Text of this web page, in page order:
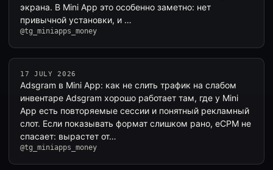
экрана. В Mini App это особенно заметно: нет
привычной установки, и …
@tg_miniapps_money
17 JULY 2026
Adsgram в Mini App: как не слить трафик на слабом
инвентаре Adsgram хорошо работает там, где у Mini
App есть повторяемые сессии и понятный рекламный
слот. Если показывать формат слишком рано, eCPM не
спасает: вырастет от…
@tg_miniapps_money